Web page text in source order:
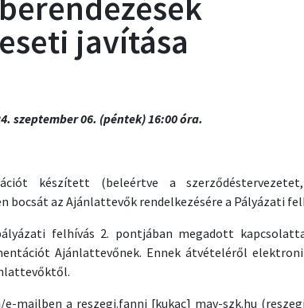
javítása
szeptember 06. (péntek) 16:00 óra.
készített (beleértve a
az Ajánlattevők rendelkezésére a Pályázati
felhívás 2. pontjában megadott
Ajánlattevőnek. Ennek átvételéről
e-mailben a reszegi.fanni [kukac] mav-szk.hu